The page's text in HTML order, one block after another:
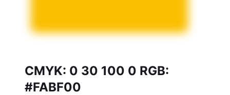
CMYK: 0 30 100 0 RGB:
#FABF00